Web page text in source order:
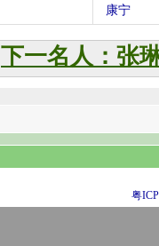
康宁
下一名人：张
粤